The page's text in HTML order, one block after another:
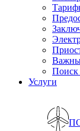
Поиск
Услуги